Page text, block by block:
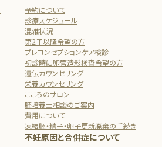
予約について
診療スケジュール
混雑状況
第2子以降希望の方
プレコンセプションケア検診
初診時に卵管造影検査希望の方
遺伝カウンセリング
栄養カウンセリング
こころのサロン
胚培養士相談のご案内
費用について
凍結胚・精子・卵子更新廃棄の手続き
不妊原因と合併症について